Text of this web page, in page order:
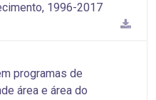
1996-2017
programas de
área e área do